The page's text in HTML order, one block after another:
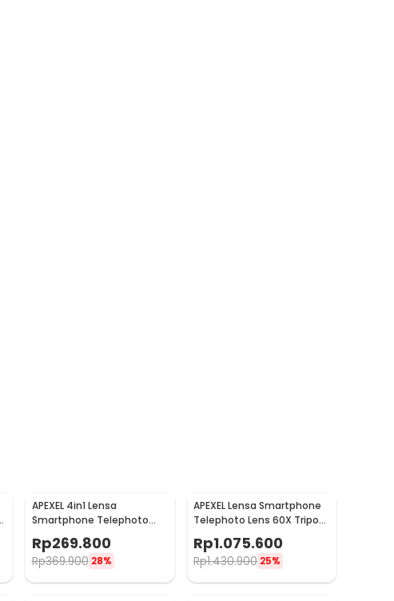
APEXEL 4in1 Lensa
Smartphone Telephoto
Wide Macro Fisheye - APL-
22X105-4IN1
Rp269.800
Rp369.900 28%
APEXEL Lensa Smartphone
Telephoto Lens 60X Tripod
Remote - APL-JS60XJJ09
Rp1.075.600
Rp1.430.900 25%